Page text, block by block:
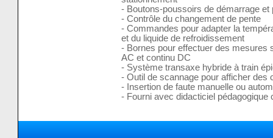
- Boutons-poussoirs de démarrage et
- Contrôle du changement de pente
- Commandes pour adapter la
et du liquide de refroidissement
- Bornes pour effectuer des mesures
AC et continu DC
- Système transaxe hybride à train
- Outil de scannage pour afficher des
- Insertion de faute manuelle ou
- Fourni avec didacticiel pédagogique